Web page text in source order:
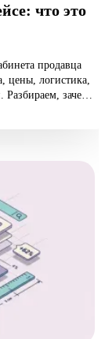
что это
продавца
цены, логистика,
зачем